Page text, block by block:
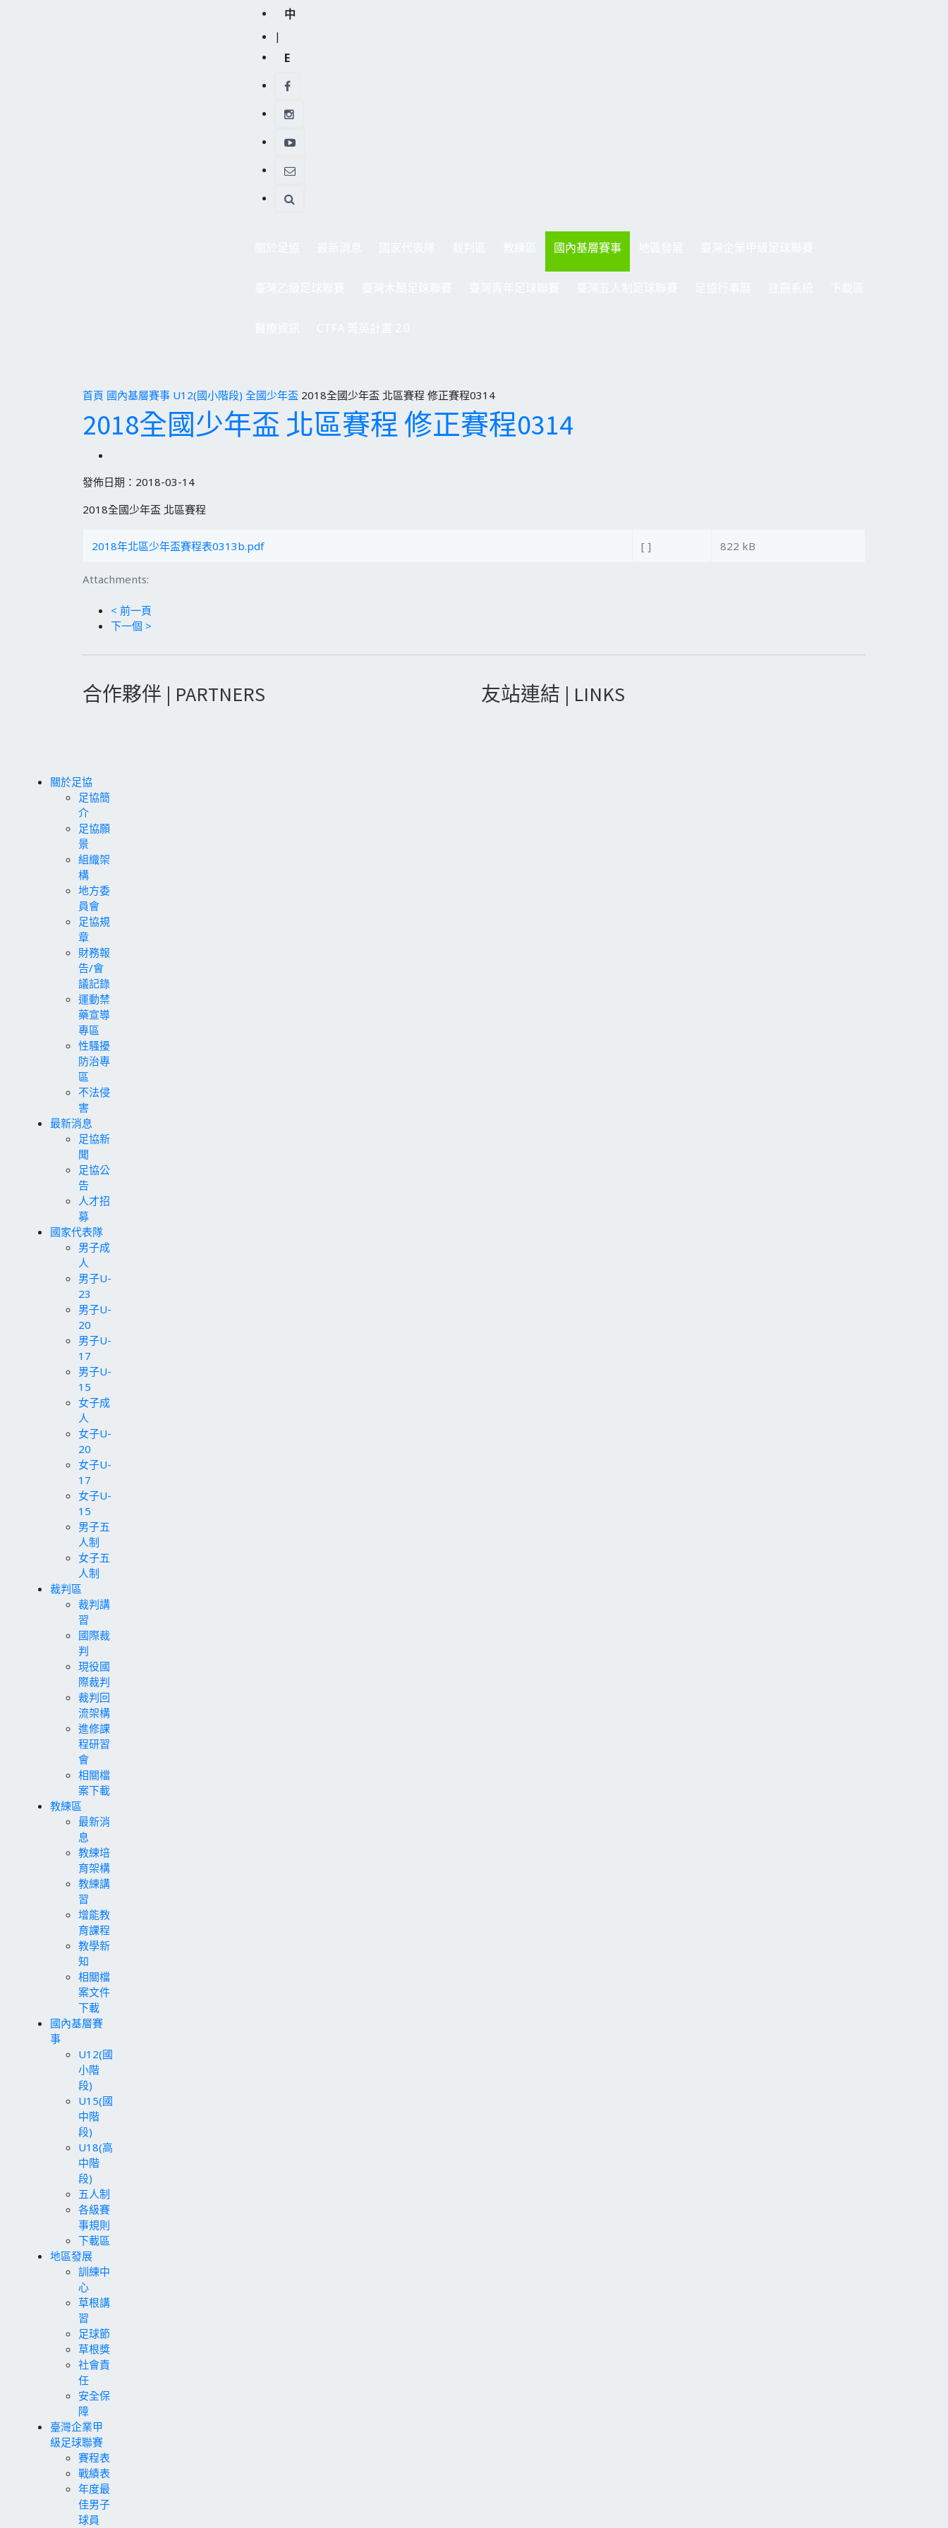
中
|
E
國內基層賽事
首頁 國內基層賽事 U12(國小階段) 全國少年盃 2018全國少年盃 北區賽程 修正賽程0314
2018全國少年盃 北區賽程 修正賽程0314
發佈日期：2018-03-14
2018全國少年盃 北區賽程
Attachments:
2018年北區少年盃賽程表0313b.pdf [ ] 822 kB
< 前一頁
下一個 >
合作夥伴 | PARTNERS 友站連結 | LINKS
關於足協
足協簡
介
足協願
景
組織架
構
地方委
員會
足協規
章
財務報
告/會
議記錄
運動禁
藥宣導
專區
性騷擾
防治專
區
不法侵
害
最新消息
足協新
聞
足協公
告
人才招
募
國家代表隊
男子成
人
男子U-
23
男子U-
20
男子U-
17
男子U-
15
女子成
人
女子U-
20
女子U-
17
女子U-
15
男子五
人制
女子五
人制
裁判區
裁判講
習
國際裁
判
現役國
際裁判
裁判回
流架構
進修課
程研習
會
相關檔
案下載
教練區
最新消
息
教練培
育架構
教練講
習
增能教
育課程
教學新
知
相關檔
案文件
下載
國內基層賽
事
U12(國
小階
段)
U15(國
中階
段)
U18(高
中階
段)
五人制
各級賽
事規則
下載區
地區發展
訓練中
心
草根講
習
足球節
草根獎
社會責
任
安全保
障
臺灣企業甲
級足球聯賽
賽程表
戰績表
年度最
佳男子
球員